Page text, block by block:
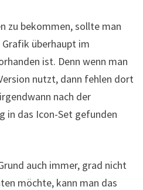
zu bekommen, sollte man
überhaupt im
ist. Denn wenn man
nutzt, dann fehlen dort
nach der
in das Icon-Set gefunden
auch immer, grad nicht
möchte, kann man das